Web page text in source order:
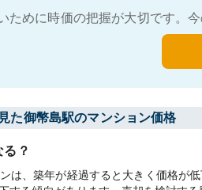
ために時価の把握が大切です。
た御幣島駅のマンション価格
？
は、築年が経過すると大きく価格が